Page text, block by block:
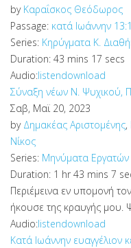
by Καραΐσκος Θεόδωρος
Passage: κατά Ιωάννην
Series: Κηρύγματα Κ.
Duration: 43 mins 17 secs
Audio:listendownload
Σύναξη νέων Ν. Ψυχικού,
Σαβ, Μαϊ 20, 2023
by Δημακέας Αριστομένης,
Νίκος
Series: Μηνύματα Εργατών
Duration: 1 hr 43 mins 7
Περιέμεινα εν υπομονή
ήκουσε της κραυγής μου.
Audio:listendownload
Κατά Ιωάννην ευαγγέλιον